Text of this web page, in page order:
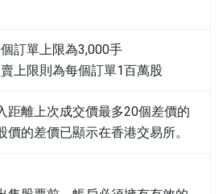
訂單上限為3,000手
上限則為每個訂單1百萬股
距離上次成交價最多20個差價的
價的差價已顯示在香港交易所。